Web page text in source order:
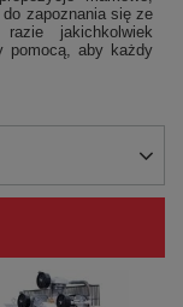
zapoznania się ze
jakichkolwiek
pomocą, aby każdy